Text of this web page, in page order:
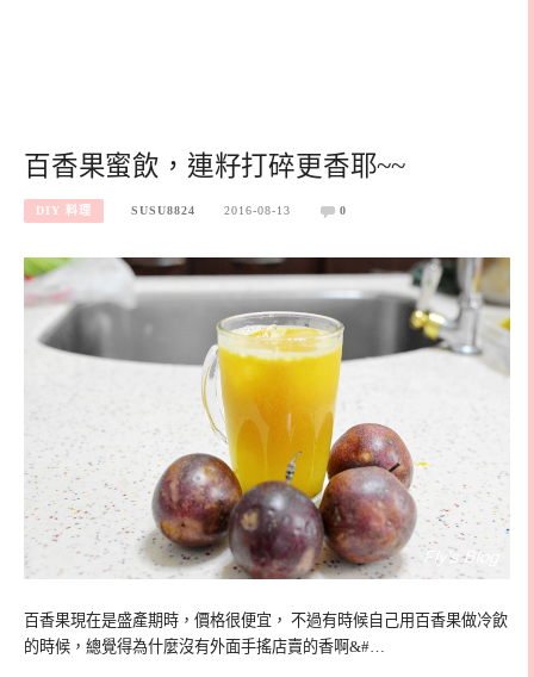
百香果蜜飲，連籽打碎更香耶~~
DIY 料理 SUSU8824 2016-08-13 0
百香果現在是盛產期時，價格很便宜， 不過有時候自己用百香果做冷飲
的時候，總覺得為什麼沒有外面手搖店賣的香啊&#…